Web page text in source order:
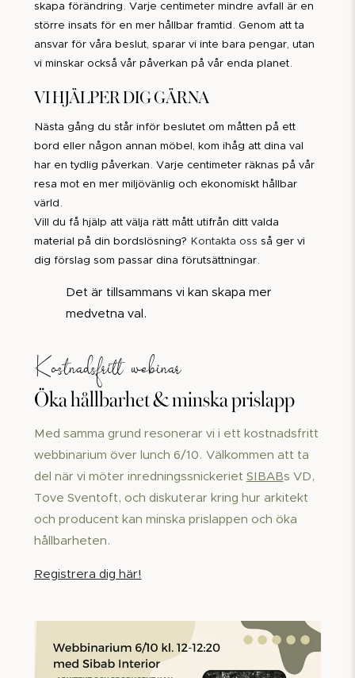
skapa förändring. Varje centimeter mindre avfall är en
större insats för en mer hållbar framtid. Genom att ta
ansvar för våra beslut, sparar vi inte bara pengar, utan
vi minskar också vår påverkan på vår enda planet.
VI HJÄLPER DIG GÄRNA
Nästa gång du står inför beslutet om måtten på ett
bord eller någon annan möbel, kom ihåg att dina val
har en tydlig påverkan. Varje centimeter räknas på vår
resa mot en mer miljövänlig och ekonomiskt hållbar
värld.
Vill du få hjälp att välja rätt mått utifrån ditt valda
material på din bordslösning? Kontakta oss så ger vi
dig förslag som passar dina förutsättningar.
Det är tillsammans vi kan skapa mer
medvetna val.
Kostnadsfritt webinar
Öka hållbarhet & minska prislapp
Med samma grund resonerar vi i ett kostnadsfritt
webbinarium över lunch 6/10. Välkommen att ta
del när vi möter inredningssnickeriet SIBABs VD,
Tove Sventoft, och diskuterar kring hur arkitekt
och producent kan minska prislappen och öka
hållbarheten.
Registrera dig här!